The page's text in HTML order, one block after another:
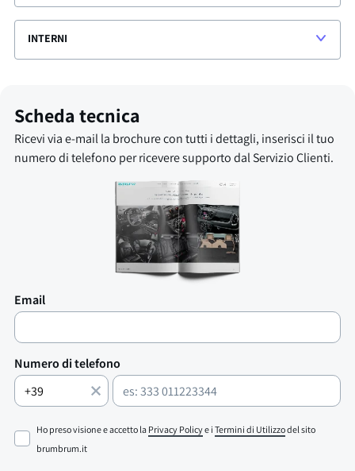
INTERNI
Scheda tecnica
Ricevi via e-mail la brochure con tutti i dettagli, inserisci il tuo
numero di telefono per ricevere supporto dal Servizio Clienti.
Email
Numero di telefono
Ho preso visione e accetto la Privacy Policye i Termini di Utilizzodel sito
brumbrum.it